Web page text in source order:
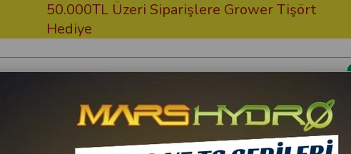
50.000TL Üzeri Siparişlere Grower Tişört
Hediye
Kargom Nerede? Bitki